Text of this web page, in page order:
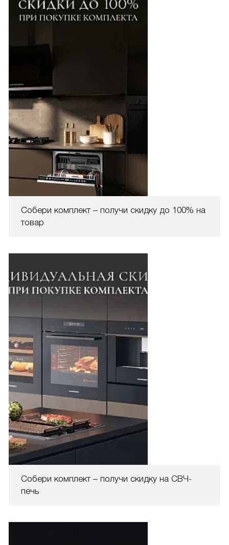
Собери комплект – получи скидку до 100% на
товар
Собери комплект – получи скидку на СВЧ-
печь